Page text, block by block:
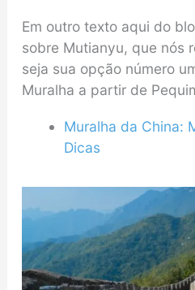
Em outro texto aqui do
sobre Mutianyu, que nós
seja sua opção número
Muralha a partir de
Muralha da China:
Dicas